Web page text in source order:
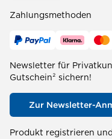
Zahlungsmethoden
Newsletter für
Gutschein² sichern!
Zur Newsletter-
Produkt registrieren